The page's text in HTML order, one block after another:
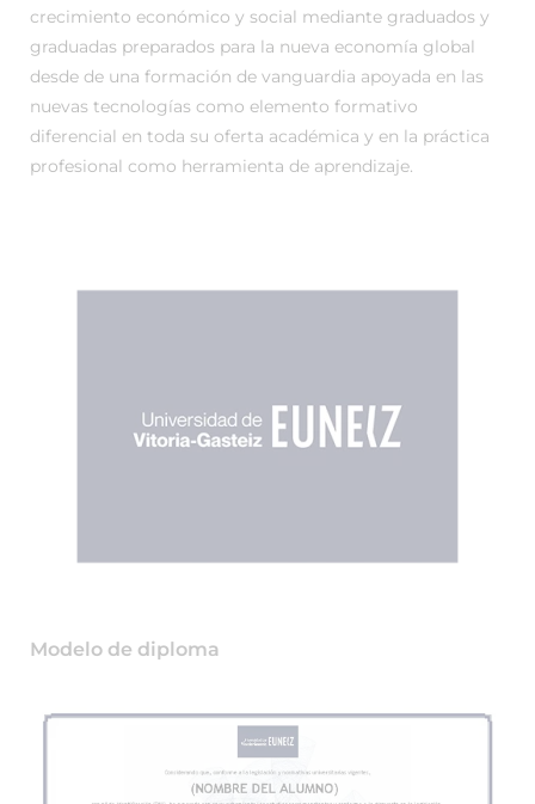
crecimiento económico y social mediante graduados y
graduadas preparados para la nueva economía global
desde de una formación de vanguardia apoyada en las
nuevas tecnologías como elemento formativo
diferencial en toda su oferta académica y en la práctica
profesional como herramienta de aprendizaje.
Modelo de diploma